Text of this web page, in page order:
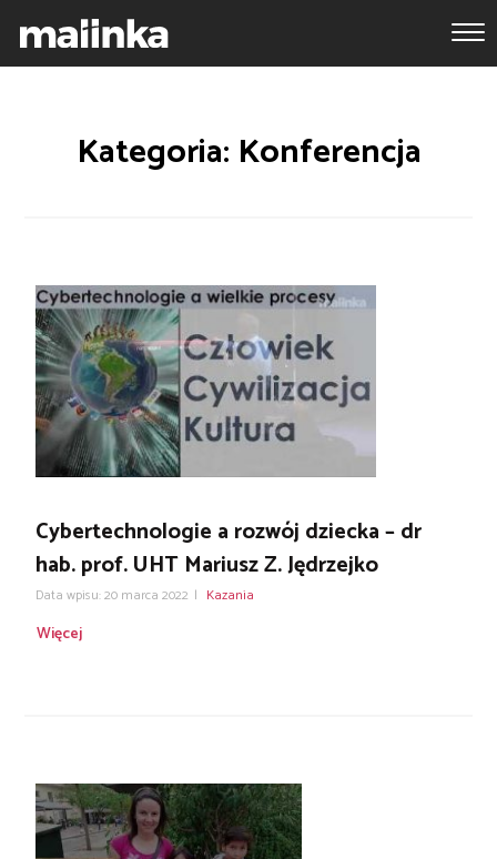
Kategoria: Konferencja
Cybertechnologie a rozwój dziecka – dr
hab. prof. UHT Mariusz Z. Jędrzejko
Data wpisu: 20 marca 2022 | Kazania
Więcej